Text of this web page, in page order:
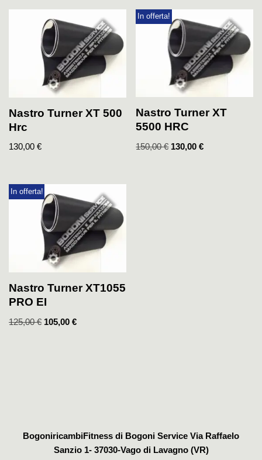
Nastro Turner XT 500
Hrc
130,00 €
In offerta!
Nastro Turner XT
5500 HRC
150,00€ 130,00€
In offerta!
Nastro Turner XT1055
PRO EI
125,00€ 105,00 €
BogoniricambiFitness di Bogoni Service Via Raffaelo
Sanzio 1- 37030-Vago di Lavagno (VR)